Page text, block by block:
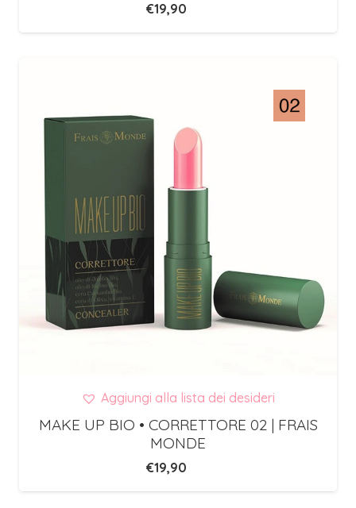
€19,90
Aggiungi alla lista dei desideri
MAKE UP BIO • CORRETTORE 02 | FRAIS
MONDE
€19,90